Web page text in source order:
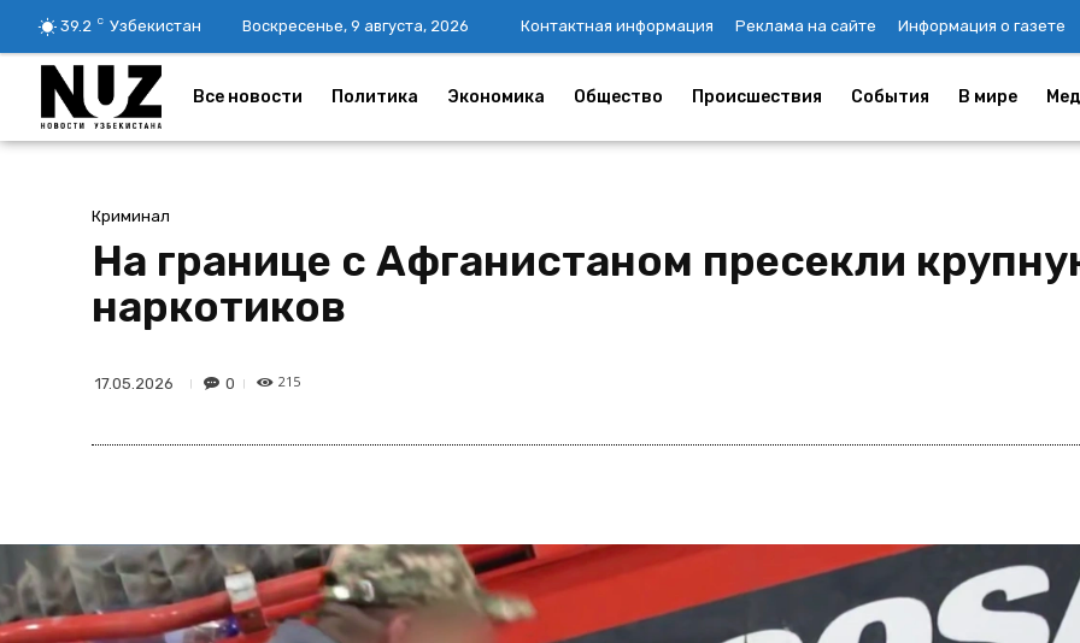
39.2 C Узбекистан Воскресенье, 9 августа, 2026 Контактная информация Реклама на сайте Информация о газете
Все новости Политика Экономика Общество Происшествия События В мире
Криминал
На границе с Афганистаном пресекли
наркотиков
17.05.2026 0 215